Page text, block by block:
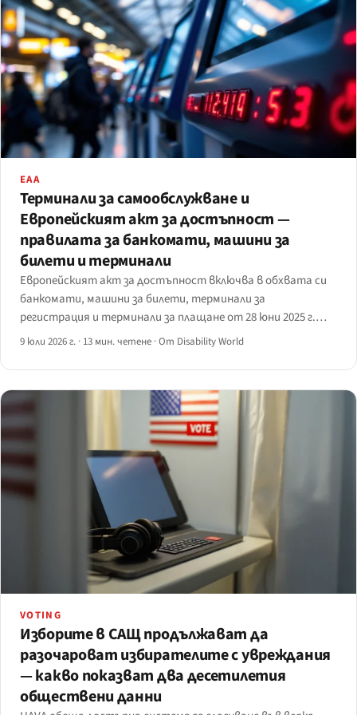
EAA
Терминали за самообслужване и
Европейският акт за достъпност —
правилата за банкомати, машини за
билети и терминали
Европейският акт за достъпност включва в обхвата си
банкомати, машини за билети, терминали за
регистрация и терминали за плащане от 28 юни 2025 г.
Какво реално изискват член 2, Приложение I и EN 301 549 —
смекчава.
9 юли 2026 г. · 13 мин. четене ·От Disability World
VOTING
Изборите в САЩ продължават да
разочароват избирателите с увреждания
— какво показват два десетилетия
обществени данни